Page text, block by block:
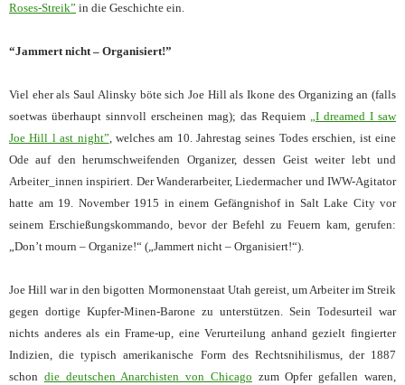
Roses-Streik” in die Geschichte ein.
“Jammert nicht – Organisiert!”
Viel eher als Saul Alinsky böte sich Joe Hill als Ikone des Organizing an (falls
soetwas überhaupt sinnvoll erscheinen mag); das Requiem „I dreamed I saw
Joe Hill l ast night”, welches am 10. Jahrestag seines Todes erschien, ist eine
Ode auf den herumschweifenden Organizer, dessen Geist weiter lebt und
Arbeiter_innen inspiriert. Der Wanderarbeiter, Liedermacher und IWW-Agitator
hatte am 19. November 1915 in einem Gefängnishof in Salt Lake City vor
seinem Erschießungskommando, bevor der Befehl zu Feuern kam, gerufen:
„Don’t mourn – Organize!“ („Jammert nicht – Organisiert!“).
Joe Hill war in den bigotten Mormonenstaat Utah gereist, um Arbeiter im Streik
gegen dortige Kupfer-Minen-Barone zu unterstützen. Sein Todesurteil war
nichts anderes als ein Frame-up, eine Verurteilung anhand gezielt fingierter
Indizien, die typisch amerikanische Form des Rechtsnihilismus, der 1887
schon die deutschen Anarchisten von Chicago zum Opfer gefallen waren,